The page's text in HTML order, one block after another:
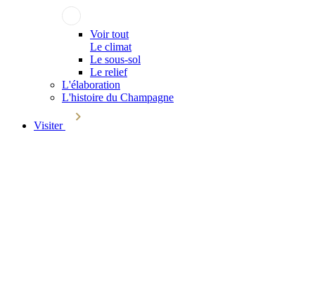
Voir tout
Le climat
Le sous-sol
Le relief
L'élaboration
L'histoire du Champagne
Visiter